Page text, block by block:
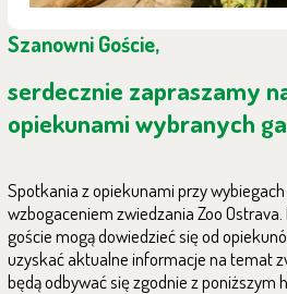
Szanowni Goście,
serdecznie zapraszamy
opiekunami wybranych
Spotkania z opiekunami przy
wzbogaceniem zwiedzania Zoo
goście mogą dowiedzieć się od
uzyskać aktualne informacje na temat
będą odbywać się zgodnie z poniższym